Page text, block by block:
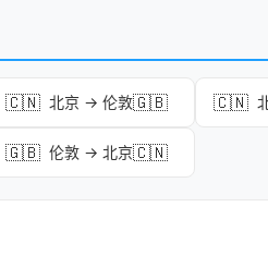
🇨🇳 北京 → 伦敦🇬🇧 🇨🇳
🇬🇧 伦敦 → 北京🇨🇳